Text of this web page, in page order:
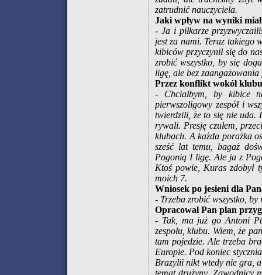
zatrudnić nauczyciela.
Jaki wpływ na wyniki
- Ja i piłkarze
jest za nami. Teraz takiego
kibiców przyczynił się do
zrobić wszystko, by się
ligę, ale bez
Przez konflikt wokół
- Chciałbym, by kibice
pierwszoligowy zespół i
twierdzili, że to się nie uda.
rywali. Presję czułem,
klubach. A każda porażka
sześć lat temu, bagaż
Pogonią I ligę. Ale ja z
Ktoś powie, Kuras zdobył
moich 7.
Wniosek po jesieni dla
- Trzeba zrobić wszystko,
Opracował Pan plan
- Tak, ma już go Antoni
zespołu, klubu. Wiem, że
tam pojedzie. Ale trzeba
Europie. Pod koniec
Brazylii nikt wtedy nie gra,
temat drużyny. Zawodnicy